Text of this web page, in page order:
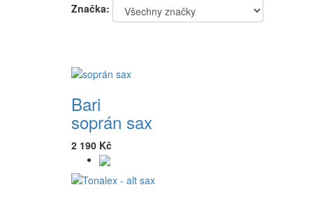
Značka:
Bari
soprán sax
2 190 Kč